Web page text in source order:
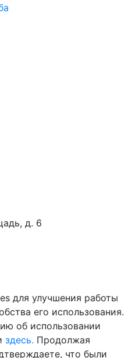
д. 6
для улучшения работы
его использования.
об использовании
здесь. Продолжая
что были